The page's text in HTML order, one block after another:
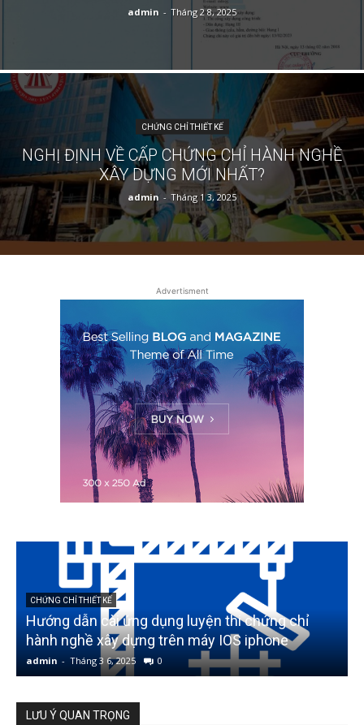
admin - Tháng 2 8, 2025
CHỨNG CHỈ THIẾT KẾ
NGHỊ ĐỊNH VỀ CẤP CHỨNG CHỈ HÀNH NGHỀ
XÂY DỰNG MỚI NHẤT?
admin - Tháng 1 3, 2025
Advertisment
CHỨNG CHỈ THIẾT KẾ
Hướng dẫn cài ứng dụng luyện thi chứng chỉ
hành nghề xây dựng trên máy IOS iphone
admin - Tháng 3 6, 2025 0
LƯU Ý QUAN TRỌNG